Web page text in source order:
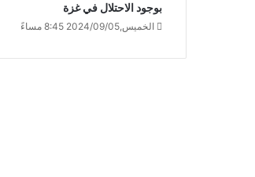
بوجود الاحتلال في غزة
الخميس,2024/09/05 8:45 مساءً